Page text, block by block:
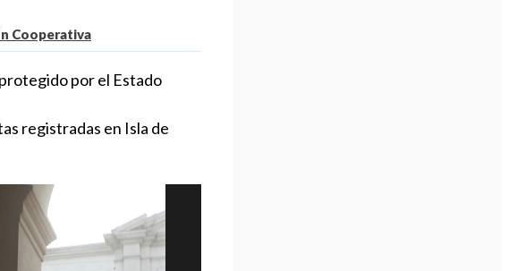
Cooperativa
por el Estado
registradas en Isla de